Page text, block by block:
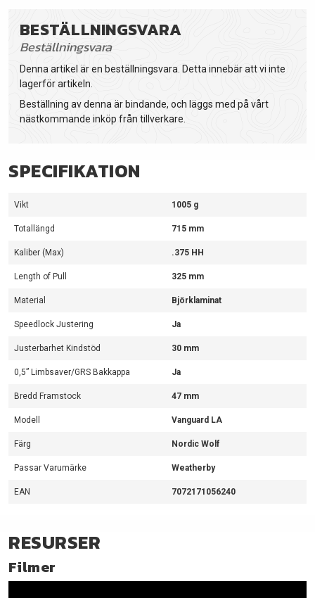
BESTÄLLNINGSVARA
Beställningsvara
Denna artikel är en beställningsvara. Detta innebär att vi inte
lagerför artikeln.
Beställning av denna är bindande, och läggs med på vårt
nästkommande inköp från tillverkare.
SPECIFIKATION
Vikt 1005 g
Totallängd 715 mm
Kaliber (Max) .375 HH
Length of Pull 325 mm
Material Björklaminat
Speedlock Justering Ja
Justerbarhet Kindstöd 30 mm
0,5” Limbsaver/GRS Bakkappa Ja
Bredd Framstock 47 mm
Modell Vanguard LA
Färg Nordic Wolf
Passar Varumärke Weatherby
EAN 7072171056240
RESURSER
Filmer